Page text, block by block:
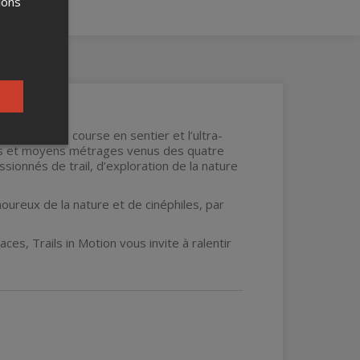
célèbre la course en sentier et l’ultra-
et moyens métrages venus des quatre
de trail, d’exploration de la nature
de la nature et de cinéphiles, par
Trails in Motion vous invite à ralentir